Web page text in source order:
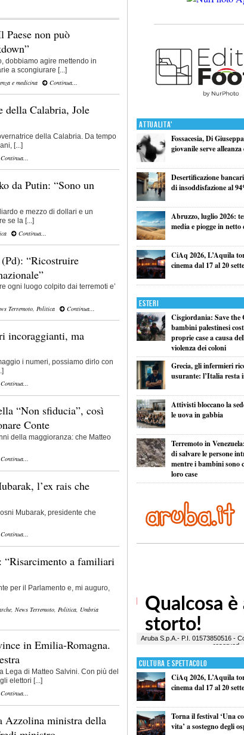
Paese non può
dobbiamo agire mettendo in
a scongiurare [...]
e medicina Continua...
della Calabria, Jole
della Calabria. Da tempo
[...]
Continua...
da Putin: “Sono un
e mezzo di dollari e un
se la [...]
Continua...
“Ricostruire
ogni luogo colpito dai terremoti e’
Terremoto Politica Continua...
incoraggianti, ma
i numeri, possiamo dirlo con
Continua...
“Non sfiducia”, così
Conte
della maggioranza: che Matteo
Continua...
l’ex rais che
Mubarak, presidente che
Continua...
“Risarcimento a familiari
per il Parlamento e, mi auguro,
, News Terremoto, Politica, Umbria
in Emilia-Romagna.
Lega di Matteo Salvini. Con più del
elettori [...]
Continua...
Azzolina ministra della
Attualita'
Fossacesia, Di
giovanile serve
Desertificazione
di insoddisfazione al
Abruzzo, luglio 2026:
media e piogge in netto
CiAq 2026, L’Aquila
cinema dal 17 al 20
Esteri
Cisgiordania: Save
bambini palestinesi
proprie case a causa
violenza dei coloni
Grecia, gli infermieri
usurante: l’Italia resta
Attivisti bloccano la
le uova in gabbia
Terremoto in
di salvare le persone
mentre i bambini sono
loro case
Cultura e Spettacolo
CiAq 2026, L’Aquila
cinema dal 17 al 20
Torna il festival ‘Una
vita’ a sostegno degli